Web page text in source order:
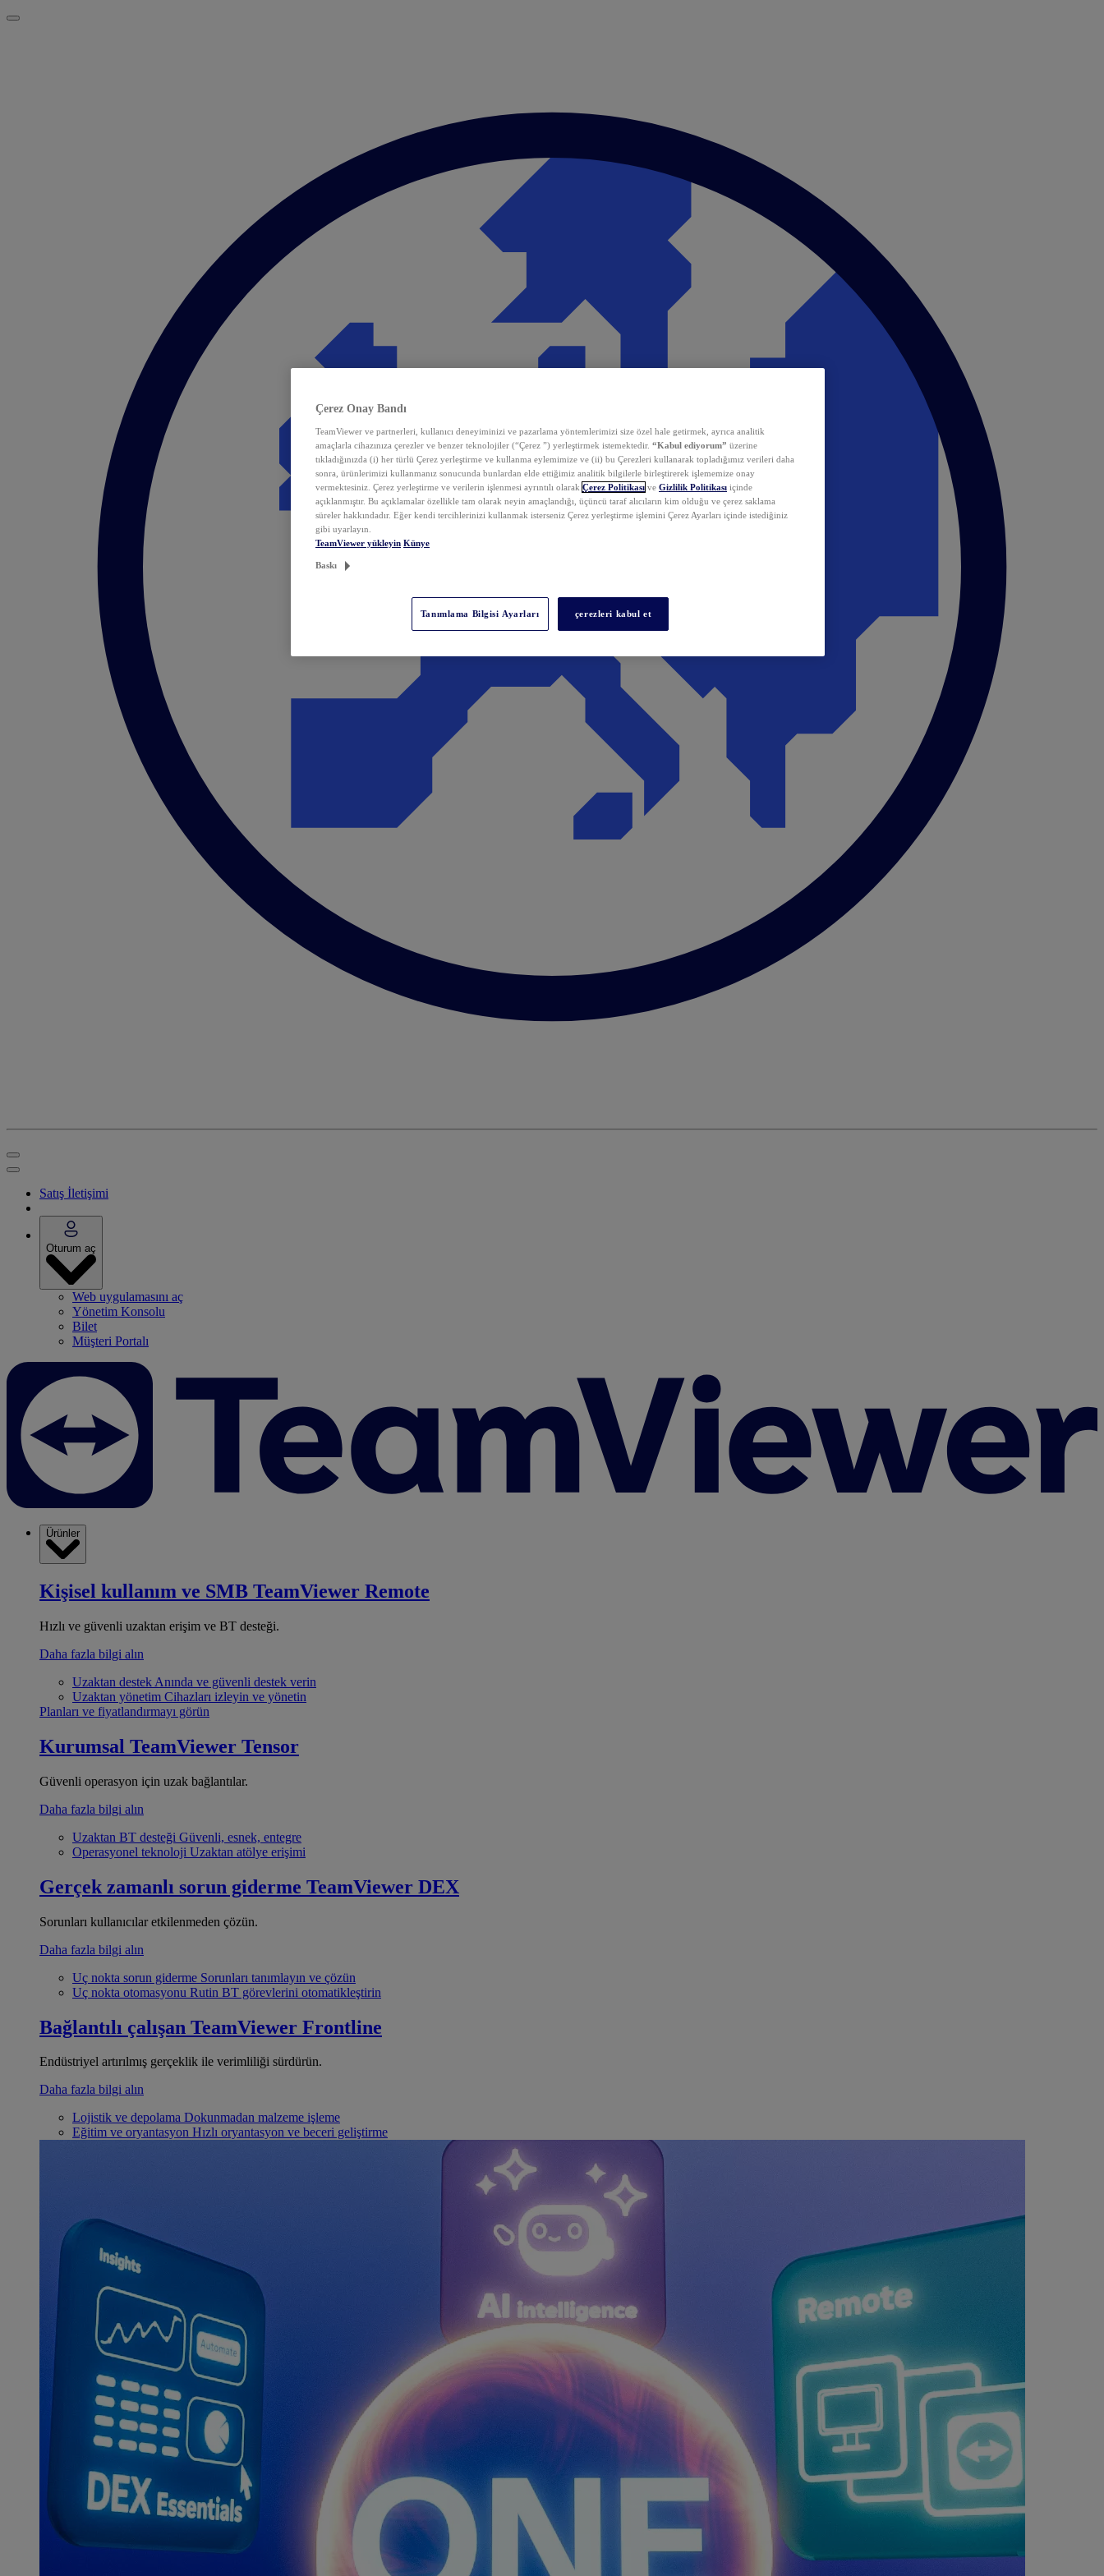
Satış İletişimi
Oturum aç
Web uygulamasını aç
Yönetim Konsolu
Bilet
Müşteri Portalı
Ürünler
Kişisel kullanım ve SMB TeamViewer Remote
Hızlı ve güvenli uzaktan erişim ve BT desteği.
Daha fazla bilgi alın
Uzaktan destek Anında ve güvenli destek verin
Uzaktan yönetim Cihazları izleyin ve yönetin
Planları ve fiyatlandırmayı görün
Kurumsal TeamViewer Tensor
Güvenli operasyon için uzak bağlantılar.
Daha fazla bilgi alın
Uzaktan BT desteği Güvenli, esnek, entegre
Operasyonel teknoloji Uzaktan atölye erişimi
Gerçek zamanlı sorun giderme TeamViewer DEX
Sorunları kullanıcılar etkilenmeden çözün.
Daha fazla bilgi alın
Uç nokta sorun giderme Sorunları tanımlayın ve çözün
Uç nokta otomasyonu Rutin BT görevlerini otomatikleştirin
Bağlantılı çalışan TeamViewer Frontline
Endüstriyel artırılmış gerçeklik ile verimliliği sürdürün.
Daha fazla bilgi alın
Lojistik ve depolama Dokunmadan malzeme işleme
Eğitim ve oryantasyon Hızlı oryantasyon ve beceri geliştirme
Çerez Onay Bandı
TeamViewer ve partnerleri, kullanıcı deneyiminizi ve pazarlama yöntemlerimizi size özel hale getirmek, ayrıca analitik
amaçlarla cihazınıza çerezler ve benzer teknolojiler (“Çerez ”) yerleştirmek istemektedir. “Kabul ediyorum” üzerine
tıkladığınızda (i) her türlü Çerez yerleştirme ve kullanma eylemimize ve (ii) bu Çerezleri kullanarak topladığımız verileri daha
sonra, ürünlerimizi kullanmanız sonucunda bunlardan elde ettiğimiz analitik bilgilerle birleştirerek işlememize onay
vermektesiniz. Çerez yerleştirme ve verilerin işlenmesi ayrıntılı olarak Çerez Politikası ve Gizlilik Politikası içinde
açıklanmıştır. Bu açıklamalar özellikle tam olarak neyin amaçlandığı, üçüncü taraf alıcıların kim olduğu ve çerez saklama
süreler hakkındadır. Eğer kendi tercihlerinizi kullanmak isterseniz Çerez yerleştirme işlemini Çerez Ayarları içinde istediğiniz
gibi uyarlayın.
TeamViewer yükleyin Künye
Baskı
Tanımlama Bilgisi Ayarları çerezleri kabul et